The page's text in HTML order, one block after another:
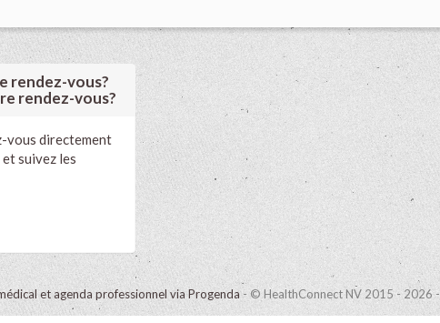
rendez-vous?
rendez-vous?
vous directement
suivez les
et agenda professionnel via Progenda- © HealthConnect NV 2015 - 2026 -